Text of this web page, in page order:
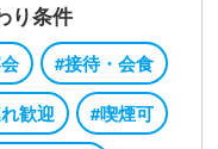
り条件
#接待・会食
歓迎
#喫煙可